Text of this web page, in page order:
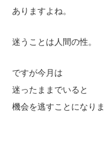
ありますよね。
迷うことは人間の性。
ですが今月は
迷ったままでいると
機会を逃すことになりま